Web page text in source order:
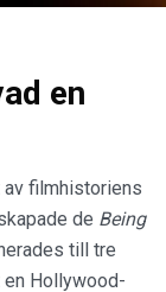
en
av filmhistoriens
de Being
till tre
en Hollywood-